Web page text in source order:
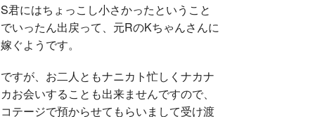
S君にはちょっこし小さかったということ
でいったん出戻って、元RのKちゃんさんに
嫁ぐようです。
ですが、お二人ともナニカト忙しくナカナ
カお会いすることも出来ませんですので、
コテージで預からせてもらいまして受け渡